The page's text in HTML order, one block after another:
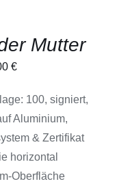
Mutter
€
100, signiert,
Aluminium,
& Zertifikat
horizontal
Oberfläche